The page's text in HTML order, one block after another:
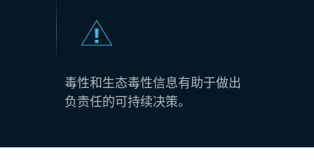
毒性和生态毒性信息有助于做出
负责任的可持续决策。